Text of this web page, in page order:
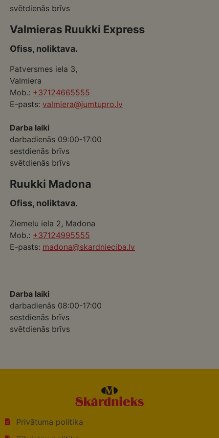
svētdienās brīvs
Valmieras Ruukki Express
Ofiss, noliktava.
Patversmes iela 3,
Valmiera
Mob.: +37124665555
E-pasts: valmiera@jumtupro.lv
Darba laiki
darbadienās 09:00-17:00
sestdienās brīvs
svētdienās brīvs
Ruukki Madona
Ofiss, noliktava.
Ziemeļu iela 2, Madona
Mob.: +37124995555
E-pasts: madona@skardnieciba.lv
Darba laiki
darbadienās 08:00-17:00
sestdienās brīvs
svētdienās brīvs
Privātuma politika